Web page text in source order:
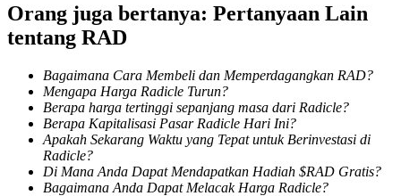
Penguncian BTR
Investasi eksklusif untuk pemegang BTR
Orang juga bertanya: Pertanyaan Lain
tentang RAD
Bagaimana Cara Membeli dan Memperdagangkan RAD?
Mengapa Harga Radicle Turun?
Berapa harga tertinggi sepanjang masa dari Radicle?
Berapa Kapitalisasi Pasar Radicle Hari Ini?
Apakah Sekarang Waktu yang Tepat untuk Berinvestasi di
Radicle?
Di Mana Anda Dapat Mendapatkan Hadiah $RAD Gratis?
Bagaimana Anda Dapat Melacak Harga Radicle?